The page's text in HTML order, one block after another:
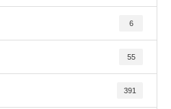
6
55
391